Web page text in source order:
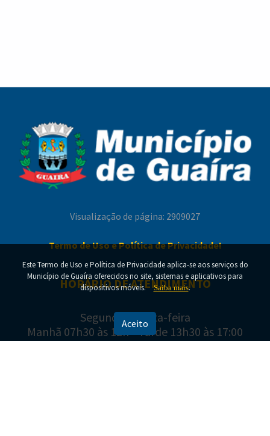
Melhor Idade celebra o Dia dos Pais com
confraternização, cultura e fortalecimento de
vínculos em Guaíra
Campanha Nacional de Multivacinação reforça a
importância da atualização da carteira de
vacinação em Guaíra
Diretoria de Limpeza Pública conclui mais uma
etapa da recolha de entulhos em Guaíra
Visualização de página: 2909027
Termo de Uso e Política de Privacidade!
HORÁRIO DE ATENDIMENTO
Segunda a Sexta-feira
Manhã 07h30 às 12h - Tarde 13h30 às 17:00
Este Termo de Uso e Política de Privacidade aplica-se aos serviços do
Município de Guaíra oferecidos no site, sistemas e aplicativos para
dispositivos móveis.
Saiba mais.
Aceito